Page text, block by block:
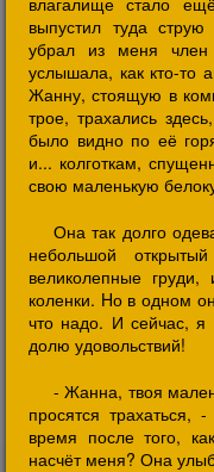
выпустил туда
убрал из меня
услышала, как кто-то
Жанну, стоящую в
трое, трахались
было видно по её
и... колготкам,
свою маленькую
Она так долго
небольшой
великолепные
коленки. Hо в одном
что надо. И сейчас, я
долю удовольствий!
- Жанна, твоя
просятся
время после того,
насчёт меня? Она